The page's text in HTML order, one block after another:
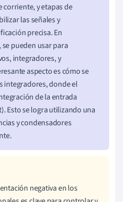
y etapas de
las señales y
precisa. En
pueden usar para
integradores, y
aspecto es cómo se
integradores, donde el
de la entrada
Esto se logra utilizando una
y condensadores
negativa en los